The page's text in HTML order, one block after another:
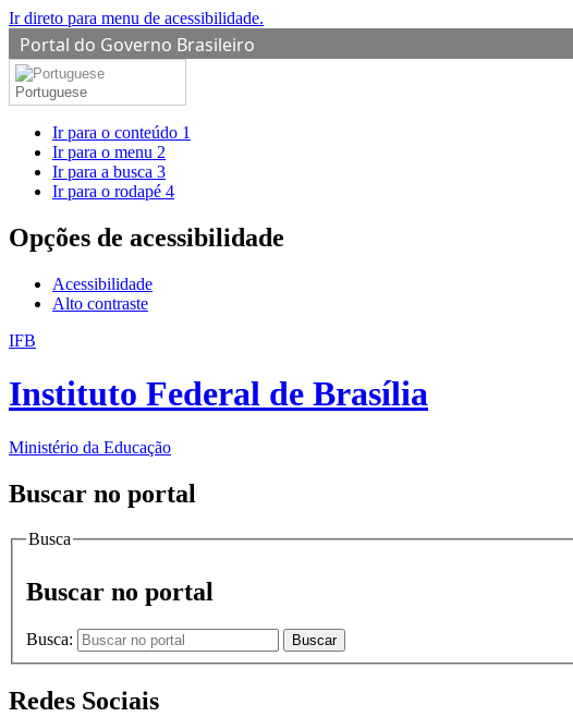
Ir direto para menu de acessibilidade.
Portal do Governo Brasileiro
Portuguese
Ir para o conteúdo 1
Ir para o menu 2
Ir para a busca 3
Ir para o rodapé 4
Opções de acessibilidade
Acessibilidade
Alto contraste
IFB
Instituto Federal de Brasília
Ministério da Educação
Buscar no portal
Busca
Buscar no portal
Busca: Buscar
Redes Sociais